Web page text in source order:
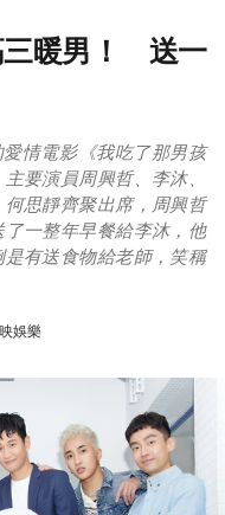
三暖男！ 送一
情電影《我吃了那男孩
要演員周興哲、李沐、
思靜齊聚出席，周興哲
一整年早餐給李沐，他
有送食物給老師，笑稱
娛樂